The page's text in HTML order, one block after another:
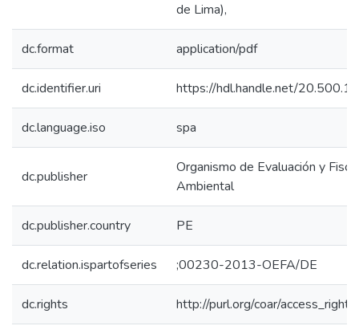
de Lima),
dc.format application/pdf
dc.identifier.uri https://hdl.handle.net/
dc.language.iso spa
dc.publisher
Organismo de Evaluación y
Ambiental
dc.publisher.country PE
dc.relation.ispartofseries ;00230-2013-OEFA/DE
dc.rights http://purl.org/coar/access_right/